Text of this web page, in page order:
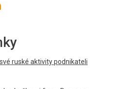
ruské aktivity podnikateli